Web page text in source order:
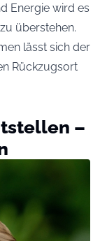
Energie wird es
überstehen.
lässt sich der
Rückzugsort
–